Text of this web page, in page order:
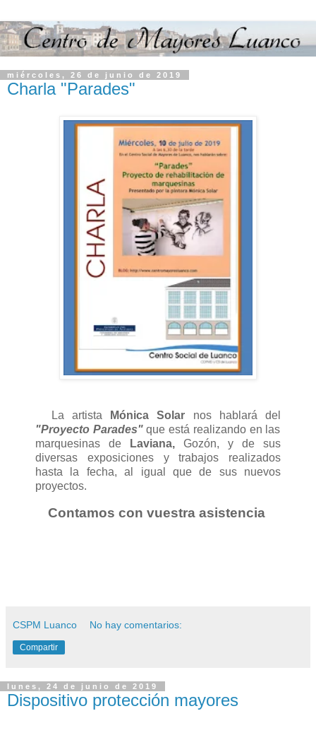
miércoles, 26 de junio de 2019
Charla "Parades"
La artista Mónica Solar nos hablará del
"Proyecto Parades"que está realizando en las
marquesinas de Laviana, Gozón, y de sus
diversas exposiciones y trabajos realizados
hasta la fecha, al igual que de sus nuevos
proyectos.
Contamos con vuestra asistencia
CSPM Luanco No hay comentarios:
Compartir
lunes, 24 de junio de 2019
Dispositivo protección mayores